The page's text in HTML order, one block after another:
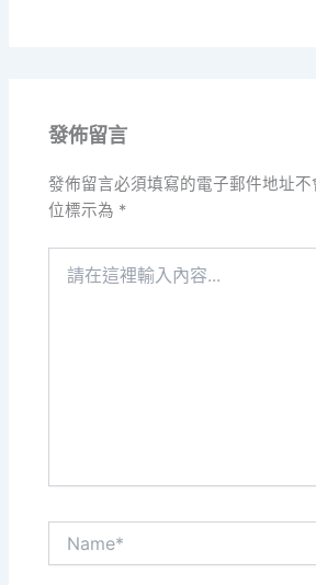
發佈留言
發佈留言必須填寫的電子郵件地址不
位標示為 *